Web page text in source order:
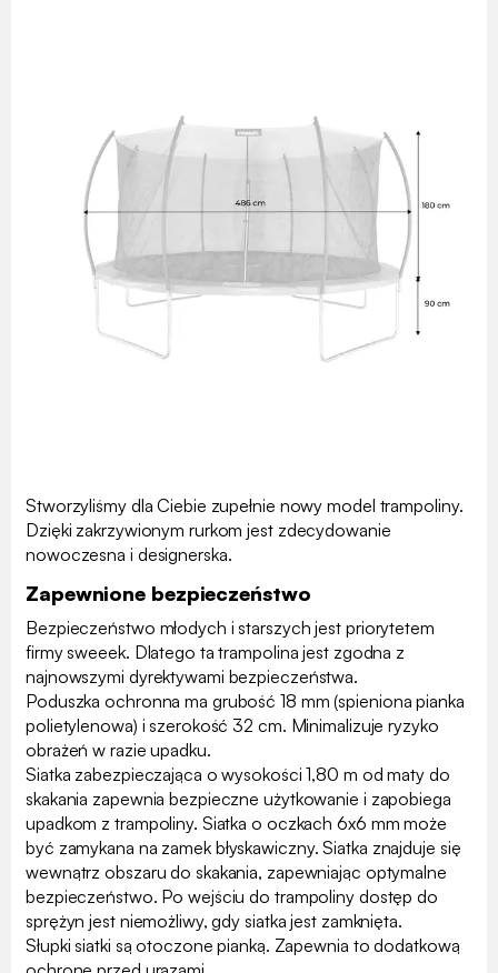
Stworzyliśmy dla Ciebie zupełnie nowy model trampoliny.
Dzięki zakrzywionym rurkom jest zdecydowanie
nowoczesna i designerska.
Zapewnione bezpieczeństwo
Bezpieczeństwo młodych i starszych jest priorytetem
firmy sweeek. Dlatego ta trampolina jest zgodna z
najnowszymi dyrektywami bezpieczeństwa.
Poduszka ochronna ma grubość 18 mm (spieniona pianka
polietylenowa) i szerokość 32 cm. Minimalizuje ryzyko
obrażeń w razie upadku.
Siatka zabezpieczająca o wysokości 1,80 m od maty do
skakania zapewnia bezpieczne użytkowanie i zapobiega
upadkom z trampoliny. Siatka o oczkach 6x6 mm może
być zamykana na zamek błyskawiczny. Siatka znajduje się
wewnątrz obszaru do skakania, zapewniając optymalne
bezpieczeństwo. Po wejściu do trampoliny dostęp do
sprężyn jest niemożliwy, gdy siatka jest zamknięta.
Słupki siatki są otoczone pianką. Zapewnia to dodatkową